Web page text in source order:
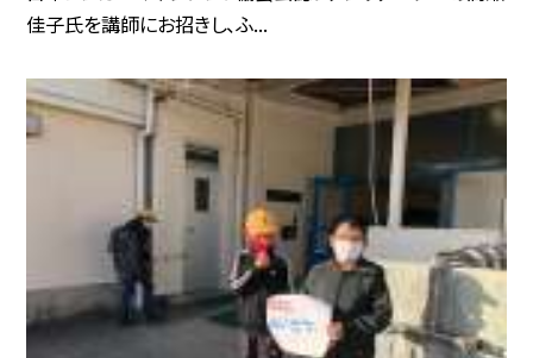
佳子氏を講師にお招きし、ふ...